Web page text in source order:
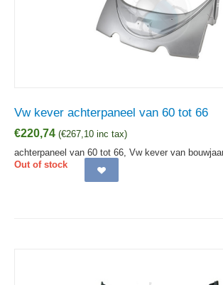
Vw kever achterpaneel van 60 tot 66
€220,74 (€267,10 inc tax)
achterpaneel van 60 tot 66, Vw kever van
Out of stock